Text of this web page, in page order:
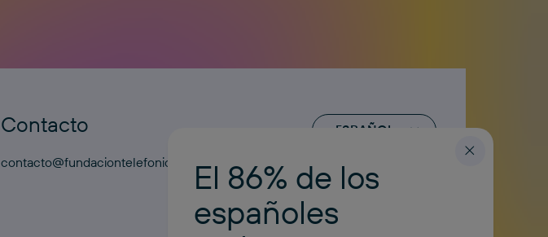
Contacto
contacto@fundaciontelefonica.com
ESPAÑOL
El 86% de los
españoles